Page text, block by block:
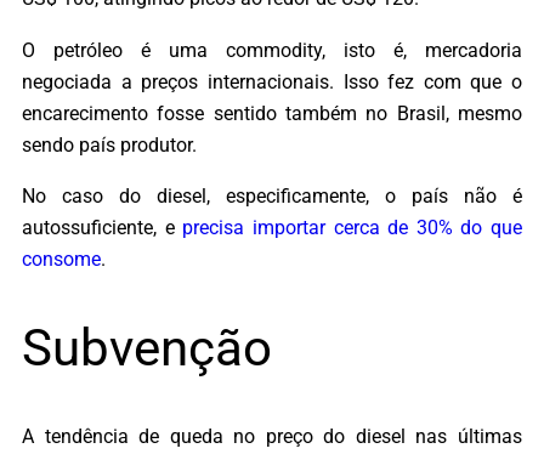
O petróleo é uma commodity, isto é, mercadoria
negociada a preços internacionais. Isso fez com que o
encarecimento fosse sentido também no Brasil, mesmo
sendo país produtor.
No caso do diesel, especificamente, o país não é
autossuficiente, e precisa importar cerca de 30% do que
consome.
Subvenção
A tendência de queda no preço do diesel nas últimas